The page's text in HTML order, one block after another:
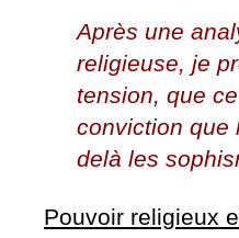
Après une
religieuse, je
tension, que
conviction que
delà les
Pouvoir religieux